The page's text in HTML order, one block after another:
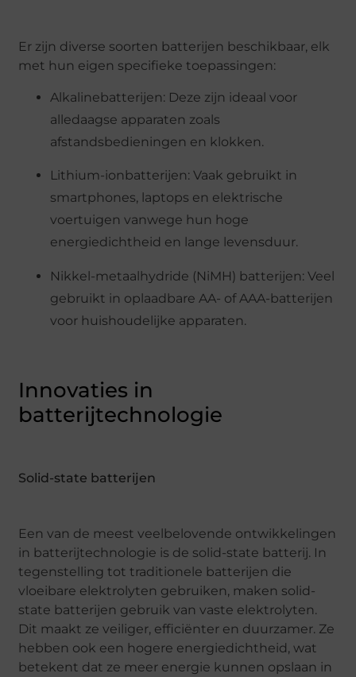
Er zijn diverse soorten batterijen beschikbaar, elk
met hun eigen specifieke toepassingen:
Alkalinebatterijen: Deze zijn ideaal voor
alledaagse apparaten zoals
afstandsbedieningen en klokken.
Lithium-ionbatterijen: Vaak gebruikt in
smartphones, laptops en elektrische
voertuigen vanwege hun hoge
energiedichtheid en lange levensduur.
Nikkel-metaalhydride (NiMH) batterijen: Veel
gebruikt in oplaadbare AA- of AAA-batterijen
voor huishoudelijke apparaten.
Innovaties in
batterijtechnologie
Solid-state batterijen
Een van de meest veelbelovende ontwikkelingen
in batterijtechnologie is de solid-state batterij. In
tegenstelling tot traditionele batterijen die
vloeibare elektrolyten gebruiken, maken solid-
state batterijen gebruik van vaste elektrolyten.
Dit maakt ze veiliger, efficiënter en duurzamer. Ze
hebben ook een hogere energiedichtheid, wat
betekent dat ze meer energie kunnen opslaan in